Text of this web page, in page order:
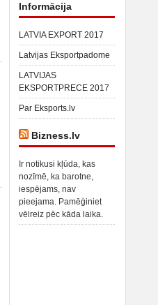
Informācija
LATVIA EXPORT 2017
Latvijas Eksportpadome
LATVIJAS
EKSPORTPRECE 2017
Par Eksports.lv
Bizness.lv
Ir notikusi kļūda, kas
nozīmē, ka barotne,
iespējams, nav
pieejama. Pamēģiniet
vēlreiz pēc kāda laika.